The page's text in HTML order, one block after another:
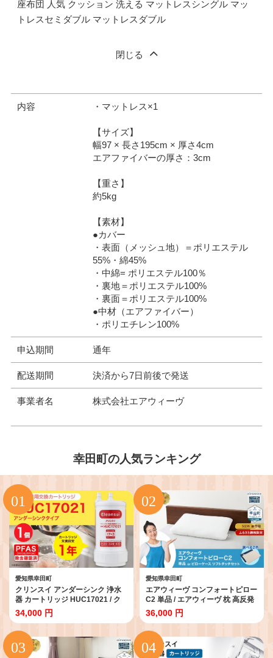
座布団 人気 クッション 洗える マットレスシングル マッ
トレスセミダブル マットレスダブル
閉じる
内容 ・マットレス×1
【サイズ】
幅97 × 長さ195cm × 厚さ4cm
エアファイバーの厚さ：3cm
【重さ】
約5kg
【素材】
●カバー
・表面（メッシュ地）＝ポリエステル
55%・綿45%
・中綿= ポリエステル100％
・裏地＝ポリエステル100%
・裏面＝ポリエステル100%
●中材（エアファイバー）
・ポリエチレン100%
申込期間 通年
配送期間 決済から7日前後で発送
事業者名 株式会社エアウィーヴ
幸田町の人気ランキング
愛知県幸田町
クリンスイ アンダーシンク 浄水
器 カートリッジ HUC17021 / ク
リンスイ 浄水器 カートリッジ 交
換用 アンダーシンクタイプ お水 3
重ろ過 長寿命 ワンタッチ交換
PFOS PFOA除去試験済
34,000 円
愛知県幸田町
エアウィーヴ コンフォートピロー
C2 単品 / エアウィーヴ 枕 高反発
洗える まくら ウォッシャブル ス
トレートネック 高さ調整シート
快眠まくら 寝具 エアウィーブ 日
本製 ふるさと納税限定品
36,000 円